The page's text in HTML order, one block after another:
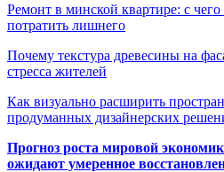
Ремонт в минской квартире: с
потратить лишнего
Почему текстура древесины на
стресса жителей
Как визуально расширить
продуманных дизайнерских
Прогноз роста мировой
ожидают умеренное